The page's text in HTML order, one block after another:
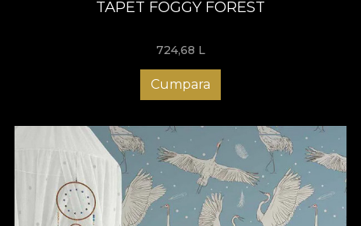
TAPET FOGGY FOREST
724,68 L
Cumpara